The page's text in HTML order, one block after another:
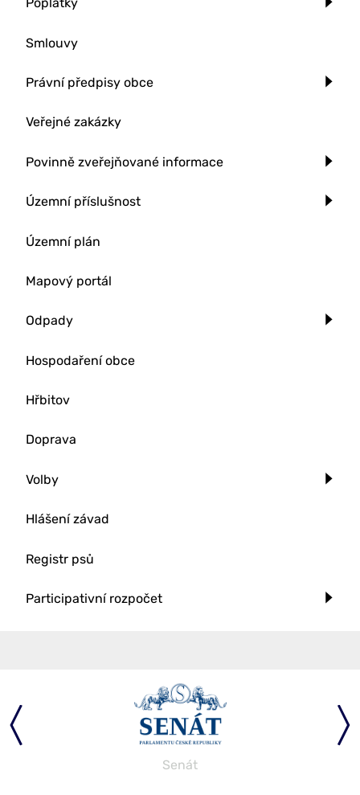
Smlouvy
Právní předpisy obce
Veřejné zakázky
Povinně zveřejňované informace
Územní příslušnost
Územní plán
Mapový portál
Odpady
Hospodaření obce
Hřbitov
Doprava
Volby
Hlášení závad
Registr psů
Participativní rozpočet
Senát